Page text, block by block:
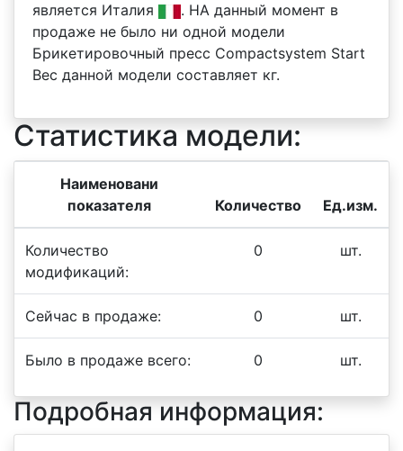
является Италия
. НА данный момент в
продаже не было ни одной модели
Брикетировочный пресс Compactsystem Start
Вес данной модели составляет кг.
Статистика модели:
Наименовани
показателя
Количество Ед.изм.
Количество
модификаций:
0 шт.
Сейчас в продаже: 0 шт.
Было в продаже всего: 0 шт.
Подробная информация: